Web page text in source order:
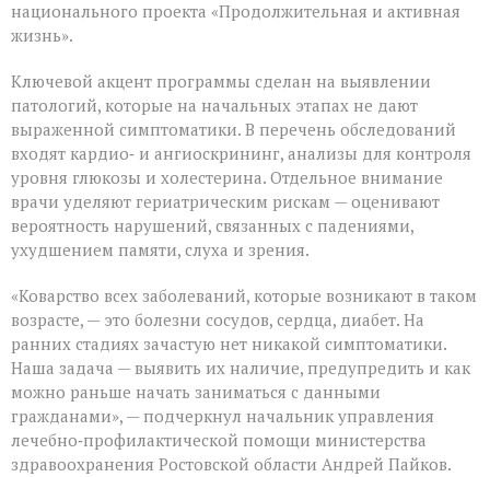
национального проекта «Продолжительная и активная
жизнь».
Ключевой акцент программы сделан на выявлении
патологий, которые на начальных этапах не дают
выраженной симптоматики. В перечень обследований
входят кардио‑ и ангиоскрининг, анализы для контроля
уровня глюкозы и холестерина. Отдельное внимание
врачи уделяют гериатрическим рискам — оценивают
вероятность нарушений, связанных с падениями,
ухудшением памяти, слуха и зрения.
«Коварство всех заболеваний, которые возникают в таком
возрасте, — это болезни сосудов, сердца, диабет. На
ранних стадиях зачастую нет никакой симптоматики.
Наша задача — выявить их наличие, предупредить и как
можно раньше начать заниматься с данными
гражданами», — подчеркнул начальник управления
лечебно‑профилактической помощи министерства
здравоохранения Ростовской области Андрей Пайков.